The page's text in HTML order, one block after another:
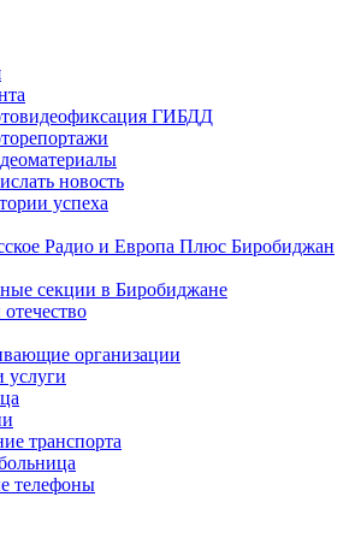
ГИБДД
новость
успеха
Радио и Европа Плюс Биробиджан
секции в Биробиджане
организации
услуги
транспорта
телефоны